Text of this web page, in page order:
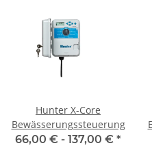
Hunter X-Core
Bewässerungssteuerung
66,00 € - 137,00 € *